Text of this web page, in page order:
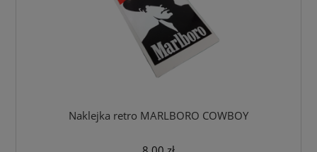
Naklejka retro MARLBORO COWBOY